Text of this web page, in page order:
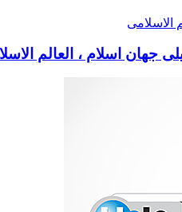
الاسلامی
جهان اسلام ، العالم